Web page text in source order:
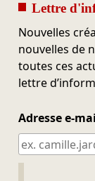
Lettre
Nouvelles
nouvelles de
toutes ces
lettre
Adresse e-